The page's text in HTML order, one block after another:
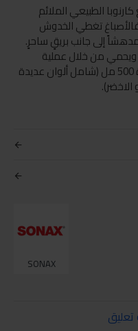
الطبيعي الملائم
فالأصباغ تغطي الخدوش
إلى جانب بريقٍ ساحرٍ.
ويحمي من خلال عملية
واحدة. متوفر معه قلم تلوين في عبوة 500 مل (شامل ألوان عديدة
SONAX
تعليق